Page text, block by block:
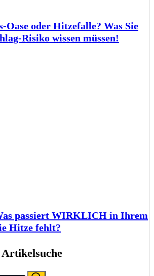
Oase oder Hitzefalle? Was Sie
Risiko wissen müssen!
passiert WIRKLICH in Ihrem
Hitze fehlt?